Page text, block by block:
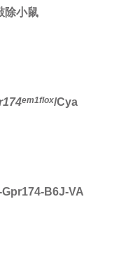
除小鼠
em1flox/Cya
B6J-VA